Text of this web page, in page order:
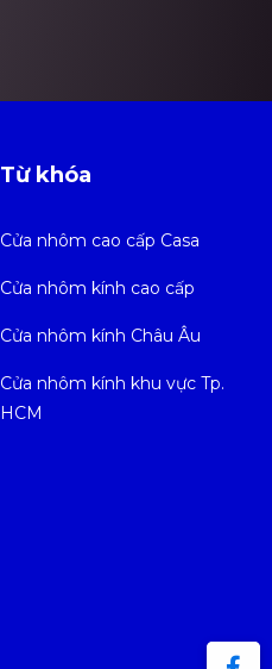
Từ khóa
Cửa nhôm cao cấp Casa
Cửa nhôm kính cao cấp
Cửa nhôm kính Châu Âu
Cửa nhôm kính khu vực Tp.
HCM